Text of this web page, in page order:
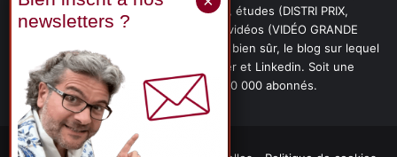
PRÉFÉRÉ DE VOS CLIENTS, etc.), études (DISTRI PRIX,
PROMOFLASH, DRIVE INSIGHTS), vidéos (VIDÉO GRANDE
CONSO), podcasts (CAFÉ CONSO) et, bien sûr, le blog sur lequel
vous êtes, ainsi que les fils Twitter et Linkedin. Soit une
communauté de plus de 150 000 abonnés.